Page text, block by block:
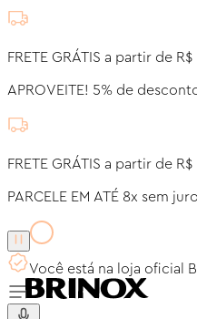
FRETE GRÁTIS a partir de
APROVEITE! 5% de
FRETE GRÁTIS a partir de
PARCELE EM ATÉ 8x sem
Você está na loja oficial